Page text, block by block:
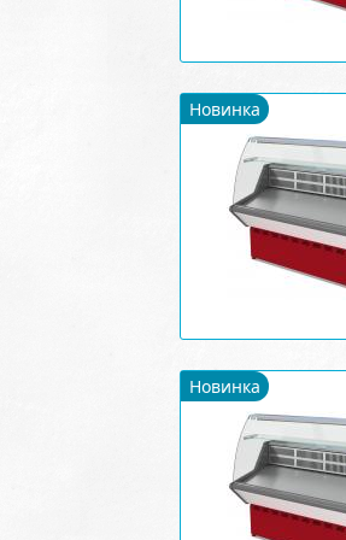
Новинка
Новинка